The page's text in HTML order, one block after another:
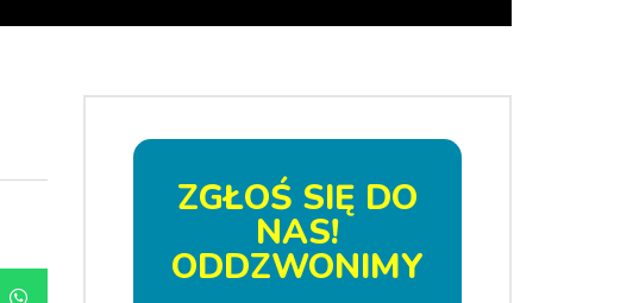
ZGŁOŚ SIĘ DO
NAS!
ODDZWONIMY